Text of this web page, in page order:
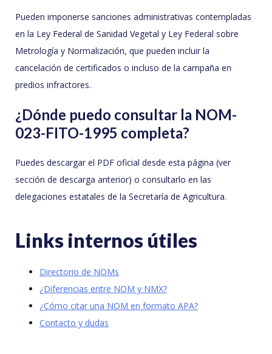
Pueden imponerse sanciones administrativas contempladas
en la Ley Federal de Sanidad Vegetal y Ley Federal sobre
Metrología y Normalización, que pueden incluir la
cancelación de certificados o incluso de la campaña en
predios infractores.
¿Dónde puedo consultar la NOM-
023-FITO-1995 completa?
Puedes descargar el PDF oficial desde esta página (ver
sección de descarga anterior) o consultarlo en las
delegaciones estatales de la Secretaría de Agricultura.
Links internos útiles
Directorio de NOMs
¿Diferencias entre NOM y NMX?
¿Cómo citar una NOM en formato APA?
Contacto y dudas